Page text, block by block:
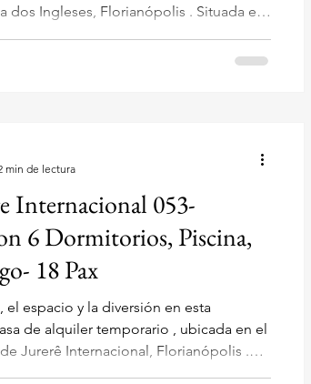
dos Ingleses, Florianópolis . Situada en
para su familia o grupo, ofreciendo
Internacional 053-
6 Dormitorios, Piscina,
18 Pax
el espacio y la diversión en esta
de alquiler temporario , ubicada en el
Jurerê Internacional, Florianópolis .
min de lectura